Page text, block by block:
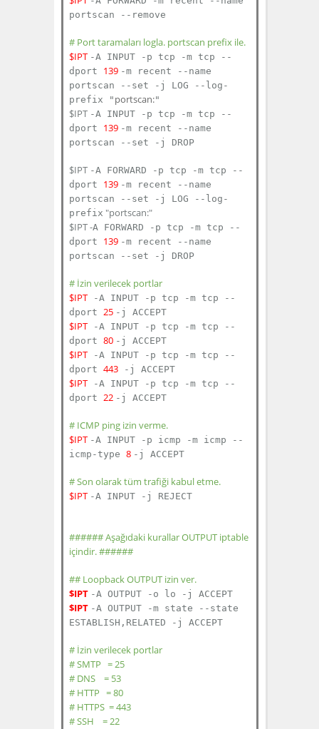
portscan --remove
# Port taramaları logla. portscan prefix ile.
$IPT -A INPUT -p tcp -m tcp --
dport 139 -m recent --name
portscan --set -j LOG --log-
prefix " portscan:"
$IPT -A INPUT -p tcp -m tcp --
dport 139 -m recent --name
portscan --set -j DROP
$IPT -A FORWARD -p tcp -m tcp --
dport 139 -m recent --name
portscan --set -j LOG --log-
prefix "portscan:"
$IPT -A FORWARD -p tcp -m tcp --
dport 139 -m recent --name
portscan --set -j DROP
# İzin verilecek portlar
$IPT-A INPUT -p tcp -m tcp --
dport 25 -j ACCEPT
$IPT-A INPUT -p tcp -m tcp --
dport 80 -j ACCEPT
$IPT-A INPUT -p tcp -m tcp --
dport 443-j ACCEPT
$IPT-A INPUT -p tcp -m tcp --
dport 22 -j ACCEPT
# ICMP ping izin verme.
$IPT -A INPUT -p icmp -m icmp --
icmp-type 8 -j ACCEPT
# Son olarak tüm trafiği kabul etme.
$IPT -A INPUT -j REJECT
###### Aşağıdaki kurallar OUTPUT iptable
içindir. ######
## Loopback OUTPUT izin ver.
$IPT -A OUTPUT -o lo -j ACCEPT
$IPT -A OUTPUT -m state --state
ESTABLISH,RELATED -j ACCEPT
# İzin verilecek portlar
# SMTP = 25
# DNS = 53
# HTTP = 80
# HTTPS = 443
# SSH = 22